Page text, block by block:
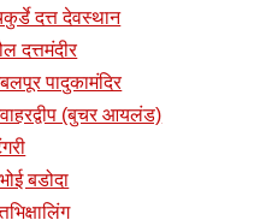
दत्त देवस्थान
दत्तमंदीर
पादुकामंदिर
(बुचर आयलंड)
बडोदा